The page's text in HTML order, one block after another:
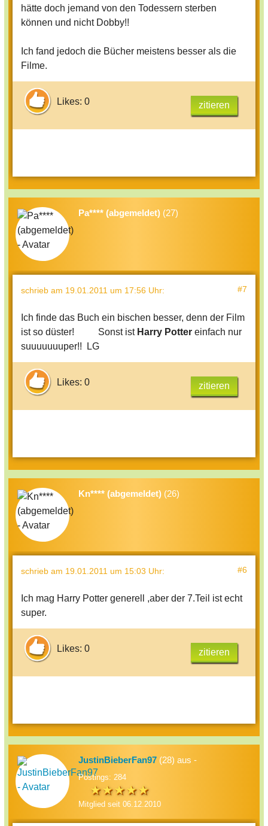
hätte doch jemand von den Todessern sterben
können und nicht Dobby!!
Ich fand jedoch die Bücher meistens besser als die
Filme.
Likes: 0 zitieren
Pa**** (abgemeldet) (27)
schrieb am 19.01.2011 um 17:56 Uhr: #7
Ich finde das Buch ein bischen besser, denn der Film
ist so düster! Sonst ist Harry Potter einfach nur
suuuuuuuper!! LG
Likes: 0 zitieren
Kn**** (abgemeldet) (26)
schrieb am 19.01.2011 um 15:03 Uhr: #6
Ich mag Harry Potter generell ,aber der 7.Teil ist echt
super.
Likes: 0 zitieren
JustinBieberFan97 (28) aus -
Postings: 284
Mitglied seit 06.12.2010